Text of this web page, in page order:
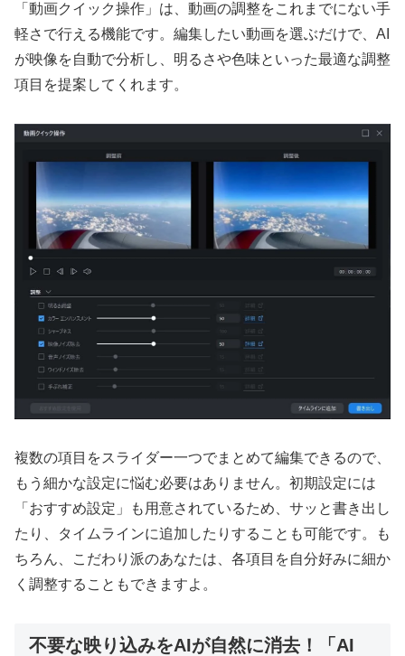
「動画クイック操作」は、動画の調整をこれまでにない手
軽さで行える機能です。編集したい動画を選ぶだけで、AI
が映像を自動で分析し、明るさや色味といった最適な調整
項目を提案してくれます。
複数の項目をスライダー一つでまとめて編集できるので、
もう細かな設定に悩む必要はありません。初期設定には
「おすすめ設定」も用意されているため、サッと書き出し
たり、タイムラインに追加したりすることも可能です。も
ちろん、こだわり派のあなたは、各項目を自分好みに細か
く調整することもできますよ。
不要な映り込みをAIが自然に消去！「AI